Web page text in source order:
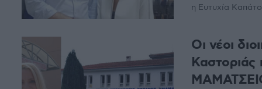
η Ευτυχία
Οι νέοι
Καστοριάς